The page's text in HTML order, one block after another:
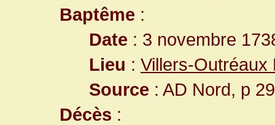
Baptême :
Date : 3 novembre
Lieu : Villers-Outréaux
Source : AD Nord, p 29
Décès :